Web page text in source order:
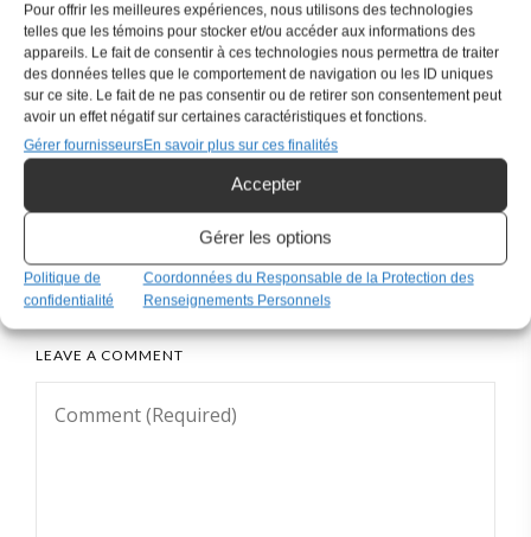
Pour offrir les meilleures expériences, nous utilisons des technologies
telles que les témoins pour stocker et/ou accéder aux informations des
appareils. Le fait de consentir à ces technologies nous permettra de traiter
des données telles que le comportement de navigation ou les ID uniques
sur ce site. Le fait de ne pas consentir ou de retirer son consentement peut
avoir un effet négatif sur certaines caractéristiques et fonctions.
Gérer fournisseursEn savoir plus sur ces finalités
Accepter
Gérer les options
Politique de
confidentialité
Coordonnées du Responsable de la Protection des
Renseignements Personnels
VALEUR NUTRITIVE PAR PORTION (1/4 DU MÉLANGE)
Lipides 27g
Glucides nets 1g
32g
LEAVE A COMMENT